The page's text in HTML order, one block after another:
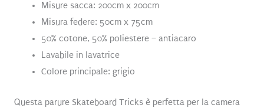
Misure sacca: 200cm x 200cm
Misura federe: 50cm x 75cm
50% cotone, 50% poliestere – antiacaro
Lavabile in lavatrice
Colore principale: grigio
Questa parure Skateboard Tricks è perfetta per la camera